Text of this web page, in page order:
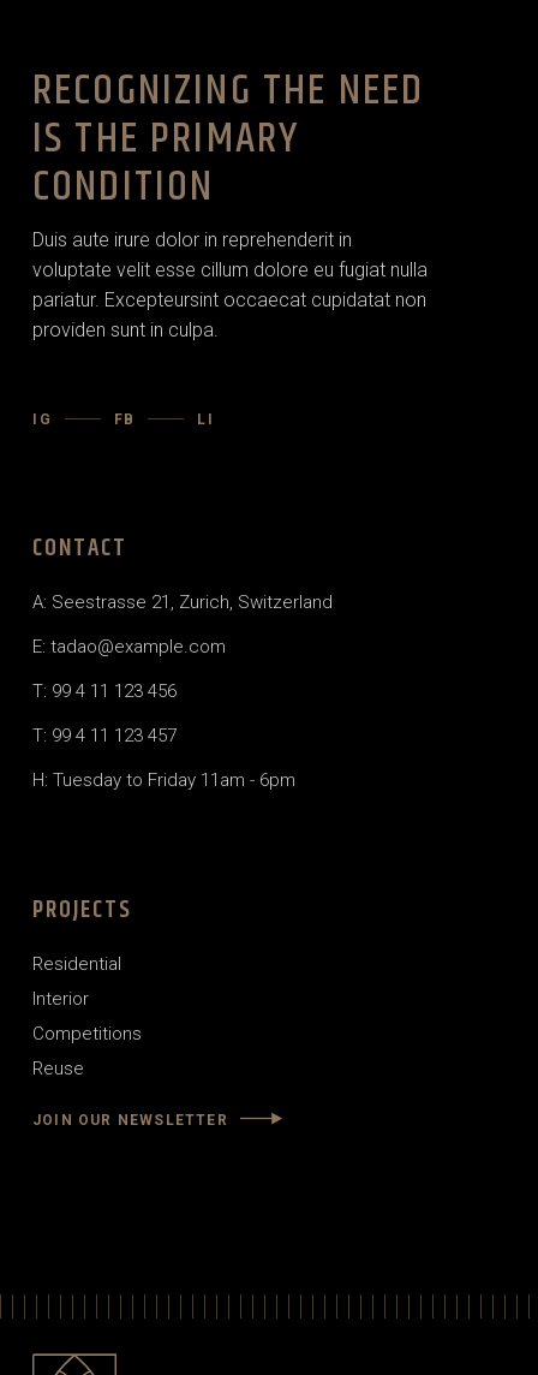
RECOGNIZING THE NEED
IS THE PRIMARY
CONDITION
Duis aute irure dolor in reprehenderit in
voluptate velit esse cillum dolore eu fugiat nulla
pariatur. Excepteursint occaecat cupidatat non
providen sunt in culpa.
IG FB LI
CONTACT
A: Seestrasse 21, Zurich, Switzerland
E: tadao@example.com
T: 99 4 11 123 456
T: 99 4 11 123 457
H: Tuesday to Friday 11am - 6pm
PROJECTS
Residential
Interior
Competitions
Reuse
JOIN OUR NEWSLETTER